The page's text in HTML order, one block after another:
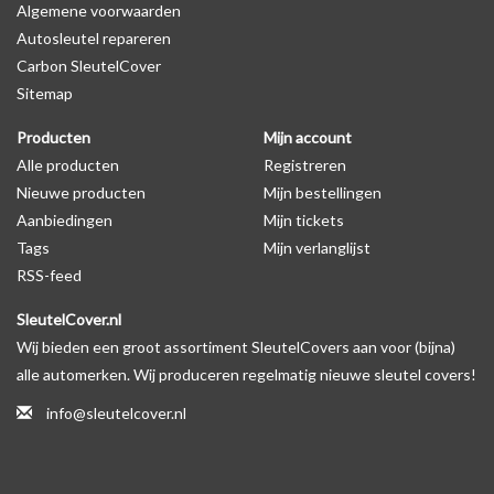
Levering
Voor 16:00 besteld = Dezelfde dag verzonden
Verzending naar België: 1/3 werkdagen
Merk: SleutelCover
Geschikt voor: Fiat
Gewicht: 20g
Materiaal: Siliconen
Geschikt voor o.a. de volgende modellen:
* Afhankelijk van het bouwjaar
* Controleer
altijd alsnog eerst uw model sleutel met het
Algemene voorwaarden
Autosleutel repareren
Carbon SleutelCover
Sitemap
Producten
Alle producten
Nieuwe producten
Aanbiedingen
Tags
RSS-feed
Mijn account
Registreren
Mijn bestellingen
Mijn tickets
Mijn verlanglijst
SleutelCover.nl
Wij bieden een groot assortiment SleutelCovers aan voor (bijna)
alle automerken. Wij produceren regelmatig nieuwe sleutel covers!
info@sleutelcover.nl